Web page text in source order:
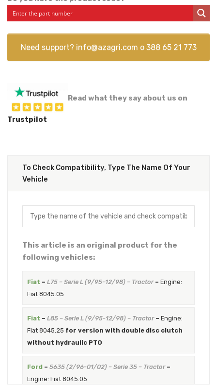
Need support? info@azagri.com o 388 65 21 773
Read what they say about us on
Trustpilot
To Check Compatibility, Type The Name Of Your
Vehicle
This article is an original product for the
following vehicles:
Fiat – L75 – Serie L (9/95-12/98) – Tractor– Engine:
Fiat 8045.05
Fiat – L85 – Serie L (9/95-12/98) – Tractor– Engine:
Fiat 8045.25 for version with double disc clutch
without hydraulic PTO
Ford– 5635 (2/96-01/02) – Serie 35 – Tractor–
Engine: Fiat 8045.05